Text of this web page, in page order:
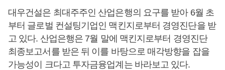
대우건설은 최대주주인 산업은행의 요구를 받아 6월 초
부터 글로벌 컨설팅기업인 맥킨지로부터 경영진단을 받
고 있다. 산업은행은 7월 말에 맥킨지로부터 경영진단
최종보고서를 받은 뒤 이를 바탕으로 매각방향을 잡을
가능성이 크다고 투자금융업계는 바라보고 있다.